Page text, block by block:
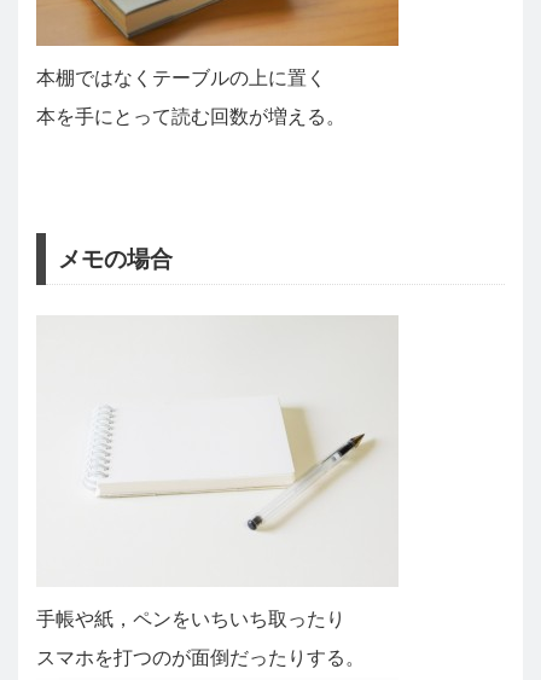
本棚ではなくテーブルの上に置く
本を手にとって読む回数が増える。
メモの場合
手帳や紙，ペンをいちいち取ったり
スマホを打つのが面倒だったりする。